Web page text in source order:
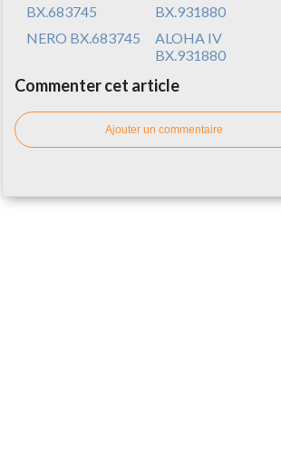
NERO BX.683745
ALOHA IV
BX.931880
Commenter cet article
Ajouter un commentaire